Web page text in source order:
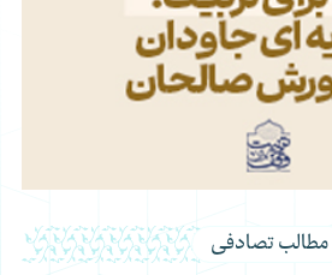
مطالب تصادفی